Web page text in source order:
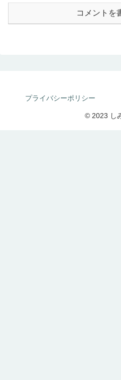
コメントを
プライバシーポリシー
© 2023 し